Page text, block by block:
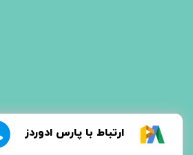
ارتباط با پارس ادوردز